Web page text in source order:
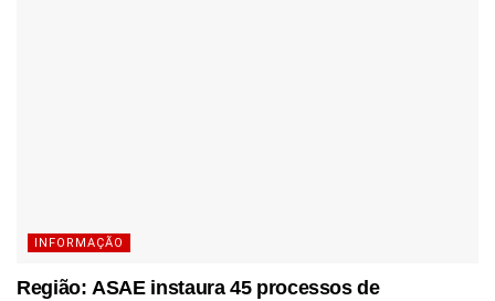
INFORMAÇÃO
Região: ASAE instaura 45 processos de